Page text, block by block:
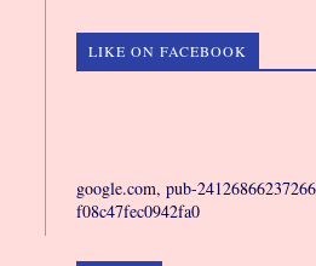
LIKE ON FACEBOOK
google.com, pub-
f08c47fec0942fa0